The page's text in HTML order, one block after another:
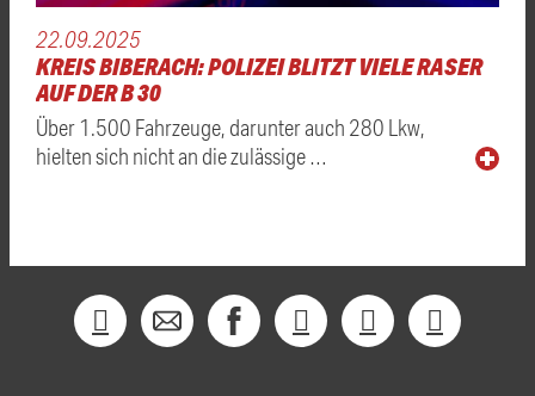
22.09.2025
KREIS BIBERACH: POLIZEI BLITZT VIELE RASER
AUF DER B 30
Über 1.500 Fahrzeuge, darunter auch 280 Lkw,
hielten sich nicht an die zulässige …